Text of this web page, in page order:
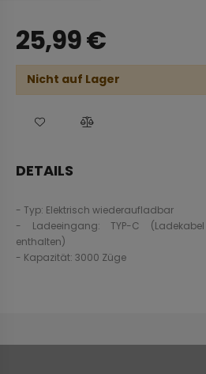
25,99€
Nicht auf Lager
DETAILS
- Typ: Elektrisch wiederaufladbar
- Ladeeingang: TYP-C
enthalten)
- Kapazität: 3000 Züge